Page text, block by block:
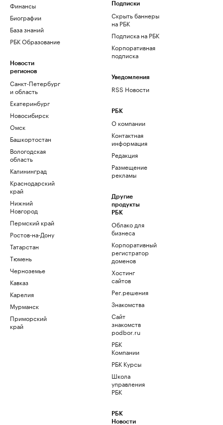
Финансы
Биографии
База знаний
РБК Образование
Новости
регионов
Санкт-Петербург
и область
Екатеринбург
Новосибирск
Омск
Башкортостан
Вологодская
область
Калининград
Краснодарский
край
Нижний
Новгород
Пермский край
Ростов-на-Дону
Татарстан
Тюмень
Черноземье
Кавказ
Карелия
Мурманск
Приморский
край
Подписки
Скрыть баннеры
на РБК
Подписка на РБК
Корпоративная
подписка
Уведомления
RSS Новости
РБК
О компании
Контактная
информация
Редакция
Размещение
рекламы
Другие
продукты
РБК
Облако для
бизнеса
Корпоративный
регистратор
доменов
Хостинг
сайтов
Рег.решения
Знакомства
Сайт
знакомств
podbor.ru
РБК
Компании
РБК Курсы
Школа
управления
РБК
РБК
Новости